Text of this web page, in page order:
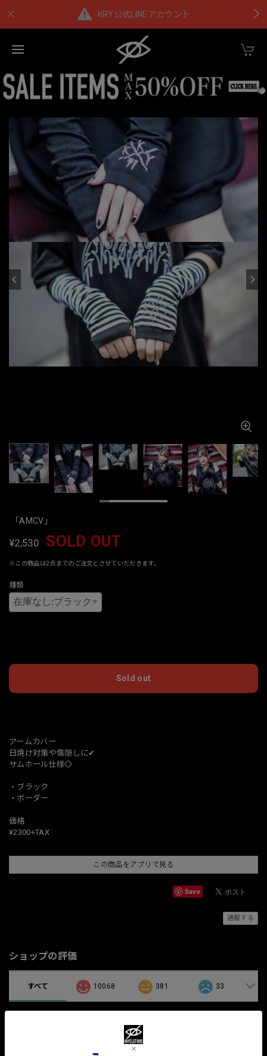
KRY公式LINEアカウント
「AMCV」
¥2,530 SOLD OUT
※この商品は2点までのご注文とさせていただきます。
種類
Sold out
アームカバー
日焼け対策や傷隠しに✔︎
サムホール仕様◎
・ブラック
・ボーダー
価格
¥2300+TAX
この商品をアプリで見る
Save
通報する
ショップの評価
すべて 10068 381 33